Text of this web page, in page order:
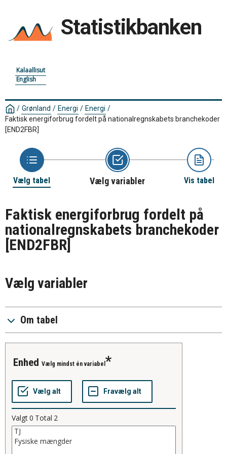
Statistikbanken
Kalaallisut
English
/ Grønland / Energi / Energi /
Faktisk energiforbrug fordelt på nationalregnskabets branchekoder
[END2FBR]
Vælg tabel Vælg variabler Vis tabel
Faktisk energiforbrug fordelt på
nationalregnskabets branchekoder
[END2FBR]
Vælg variabler
Om tabel
enhed Vælg mindst én variabel
Valgt0 Total 2